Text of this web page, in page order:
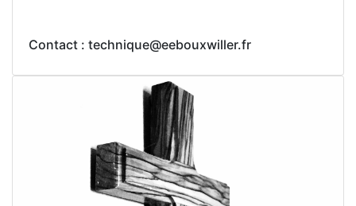
Contact : technique@eebouxwiller.fr